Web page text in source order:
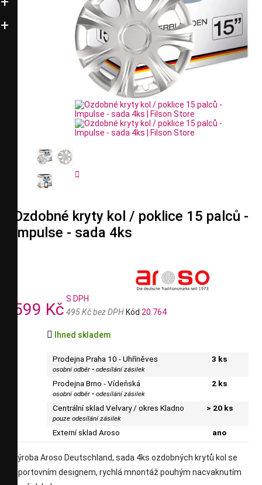


Ozdobné kryty kol / poklice 15 palců -
Impulse - sada 4ks
599 Kč
S DPH
495 Kč bez DPH Kód 20.764
 Ihned skladem
Prodejna Praha 10 - Uhříněves
osobní odběr • odesílání zásilek
3 ks
Prodejna Brno - Vídeňská
osobní odběr • odesílání zásilek
2 ks
Centrální sklad Velvary / okres Kladno
pouze odesílání zásilek
> 20 ks
Externí sklad Aroso ano
výroba Aroso Deutschland, sada 4ks ozdobných krytů kol se
sportovním designem, rychlá mnontáž pouhým nacvaknutím